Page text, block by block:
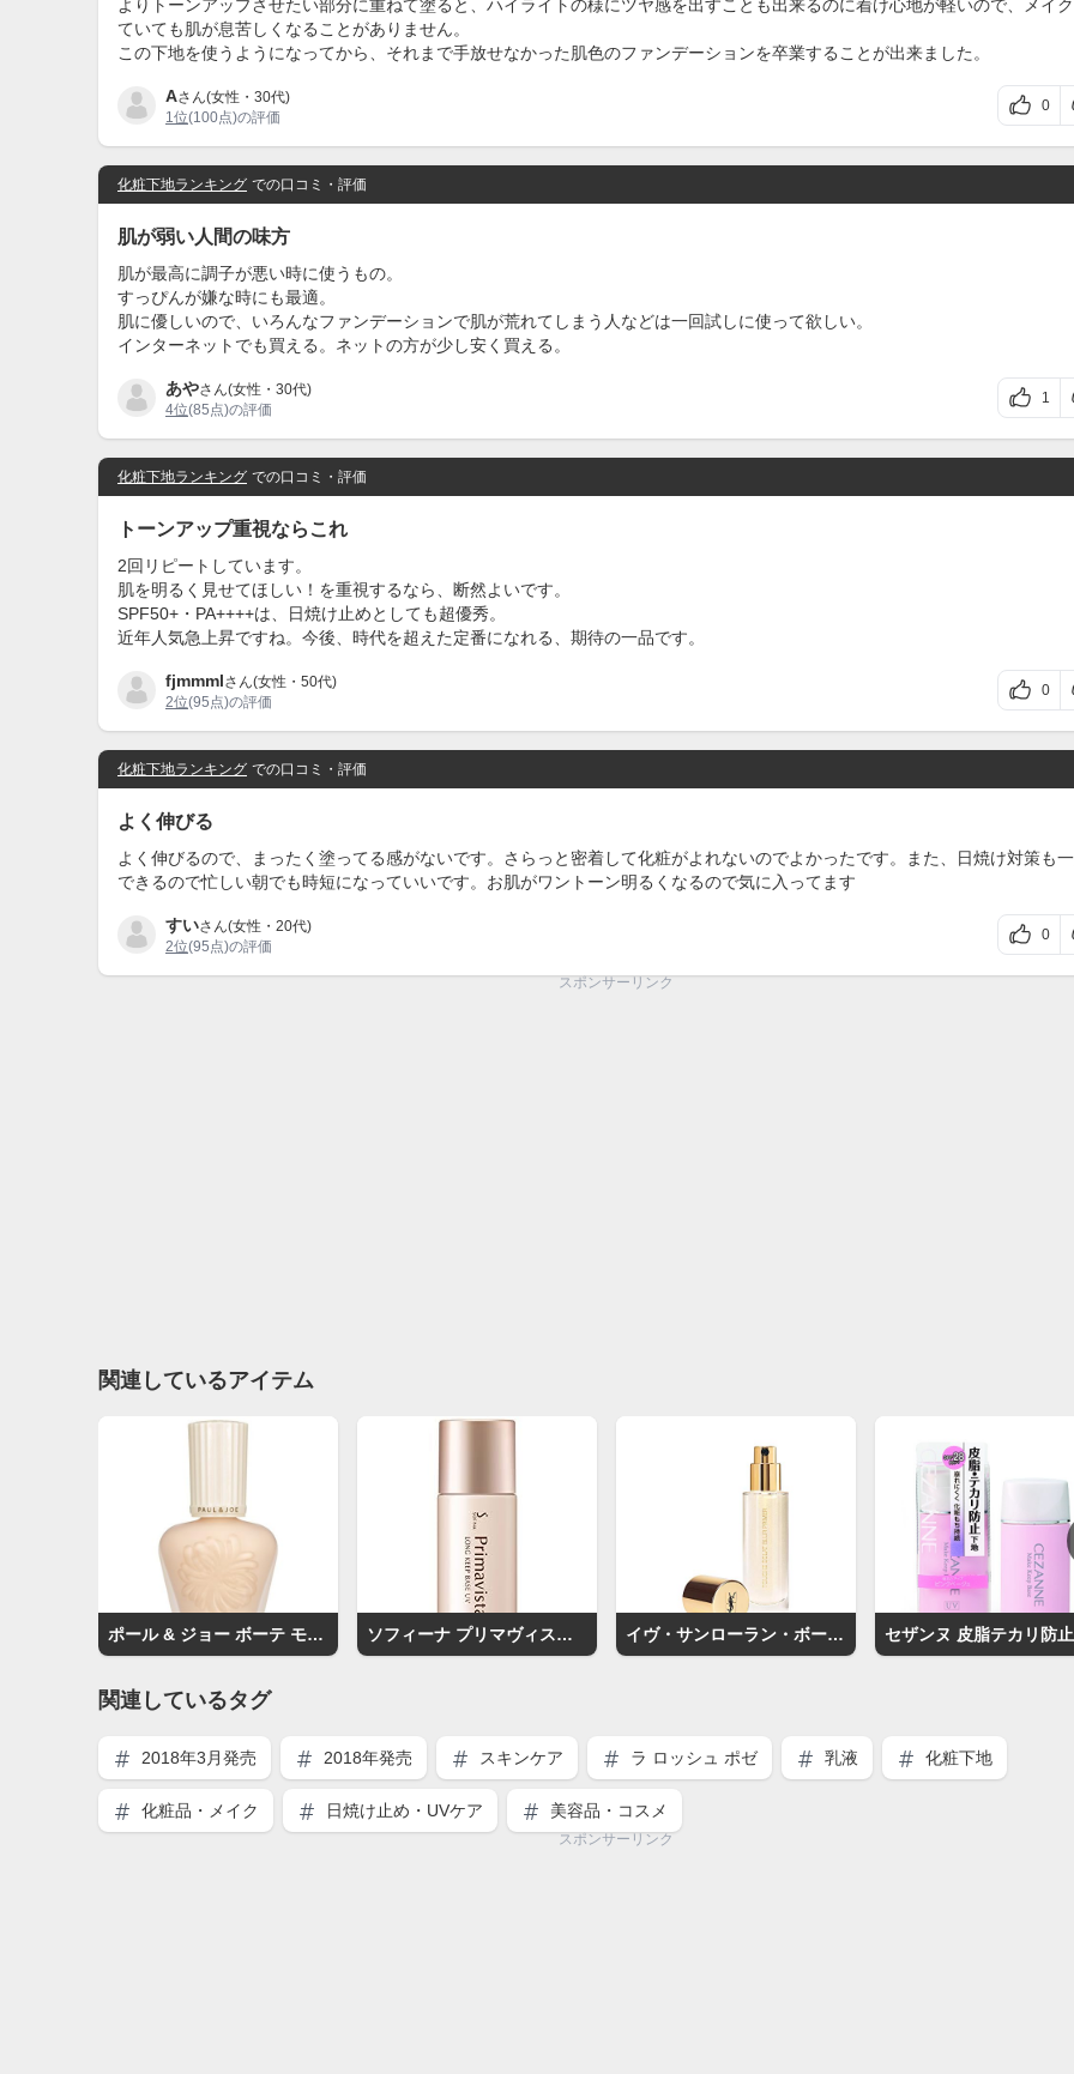
よりトーンアップさせたい部分に重ねて塗ると、ハイライトの様にツヤ感を出すことも出来るのに着け心地が軽いので、メイ
ていても肌が息苦しくなることがありません。
この下地を使うようになってから、それまで手放せなかった肌色のファンデーションを卒業することが出来ました。
Aさん(女性・30代)
1位(100点)の評価
0
化粧下地ランキング での口コミ・評価
肌が弱い人間の味方
肌が最高に調子が悪い時に使うもの。
すっぴんが嫌な時にも最適。
肌に優しいので、いろんなファンデーションで肌が荒れてしまう人などは一回試しに使って欲しい。
インターネットでも買える。ネットの方が少し安く買える。
あやさん(女性・30代)
4位(85点)の評価
1
化粧下地ランキング での口コミ・評価
トーンアップ重視ならこれ
2回リピートしています。
肌を明るく見せてほしい！を重視するなら、断然よいです。
SPF50+・PA++++は、日焼け止めとしても超優秀。
近年人気急上昇ですね。今後、時代を超えた定番になれる、期待の一品です。
fjmmmlさん(女性・50代)
2位(95点)の評価
0
化粧下地ランキング での口コミ・評価
よく伸びる
よく伸びるので、まったく塗ってる感がないです。さらっと密着して化粧がよれないのでよかったです。また、日焼け対策も
できるので忙しい朝でも時短になっていいです。お肌がワントーン明るくなるので気に入ってます
すいさん(女性・20代)
2位(95点)の評価
0
スポンサーリンク
関連しているアイテム
ポール & ジョー ボーテ モイスチュアライジング ファンデーション プライマー S ソフィーナ プリマヴィスタ 皮脂くずれ防止化粧下地UV イヴ・サンローラン・ボーテ ラディアント タッチ ブラープライマー
関連しているタグ
2018年3月発売 2018年発売 スキンケア ラ ロッシュ ポゼ 乳液 化粧下地
化粧品・メイク 日焼け止め・UVケア 美容品・コスメ
スポンサーリンク